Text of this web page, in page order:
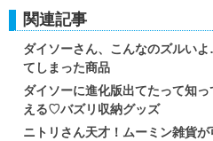
関連記事
ダイソーさん、こんなのズルい
てしまった商品
ダイソーに進化版出てたって知
える♡バズリ収納グッズ
ニトリさん天才！ムーミン雑貨